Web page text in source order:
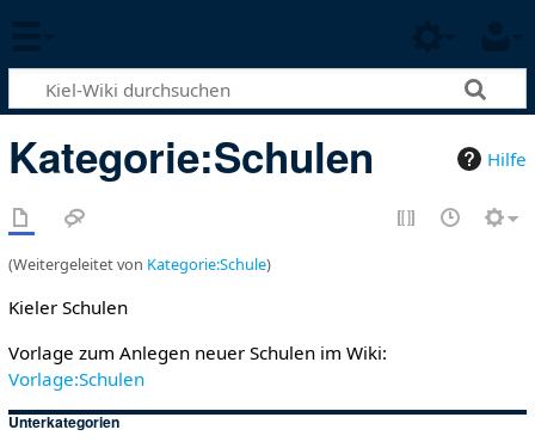
Hilfe
Kategorie:Schulen
(Weitergeleitet von Kategorie:Schule)
Kieler Schulen
Vorlage zum Anlegen neuer Schulen im Wiki:
Vorlage:Schulen
Unterkategorien